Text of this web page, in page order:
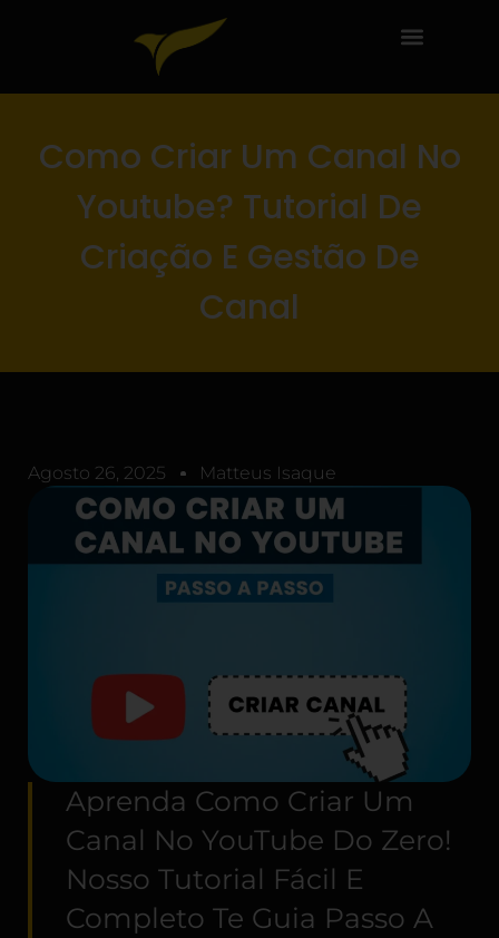
Como Criar Um Canal No
Youtube? Tutorial De
Criação E Gestão De
Canal
Agosto 26, 2025 Matteus Isaque
Aprenda Como Criar Um
Canal No YouTube Do Zero!
Nosso Tutorial Fácil E
Completo Te Guia Passo A